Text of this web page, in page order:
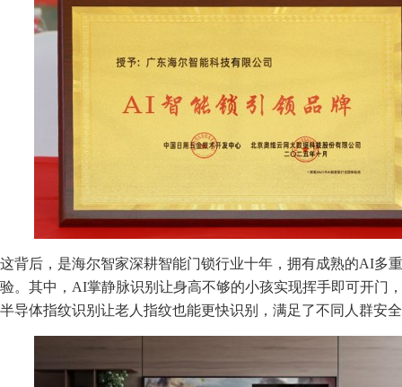
这背后，是海尔智家深耕智能门锁行业十年，拥有成熟的AI多
验。其中，AI掌静脉识别让身高不够的小孩实现挥手即可开门
半导体指纹识别让老人指纹也能更快识别，满足了不同人群安